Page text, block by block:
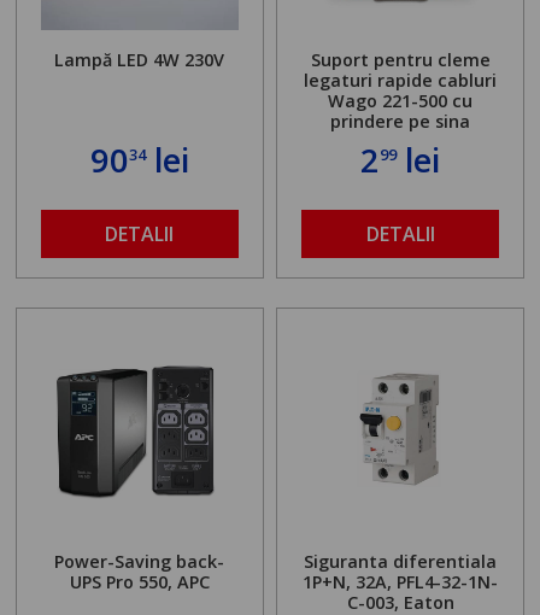
Lampă LED 4W 230V
9034lei
DETALII
Suport pentru cleme
legaturi rapide cabluri
Wago 221-500 cu
prindere pe sina
299lei
DETALII
Power-Saving back-
UPS Pro 550, APC
Siguranta diferentiala
1P+N, 32A, PFL4-32-1N-
C-003, Eaton